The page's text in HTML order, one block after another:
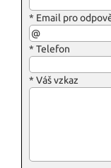
* Email pro
* Telefon
* Váš vzkaz